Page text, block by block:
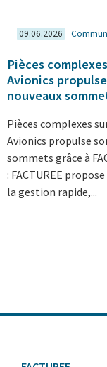
09.06.2026
Pièces
Avionics
nouveaux
Pièces complexes
Avionics propulse
sommets grâce à
: FACTUREE
la gestion rapide,...